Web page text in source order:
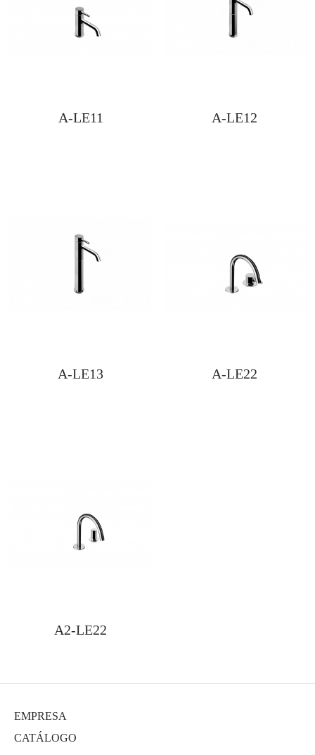
A-LE11 A-LE12
A-LE13 A-LE22
A2-LE22
EMPRESA
CATÁLOGO